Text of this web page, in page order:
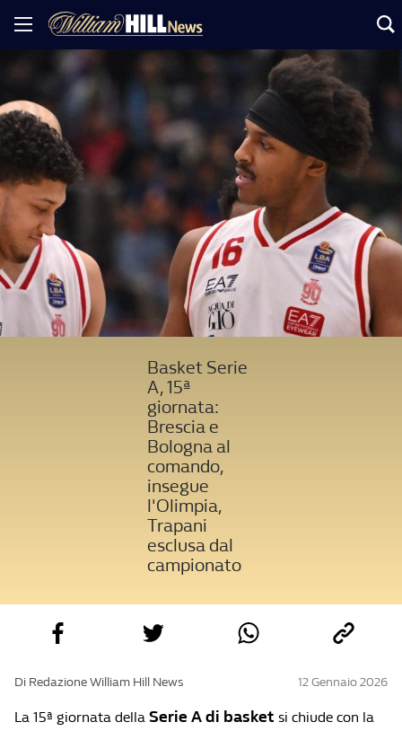
Basket Serie
A, 15ª
giornata:
Brescia e
Bologna al
comando,
insegue
l'Olimpia,
Trapani
esclusa dal
campionato
Di Redazione William Hill News 12 Gennaio 2026
La 15ª giornata della Serie A di basket si chiude con la